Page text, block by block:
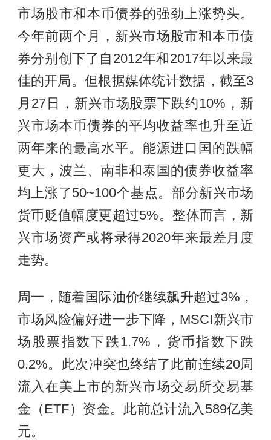
市场股市和本币债券的强劲上涨势头。
今年前两个月，新兴市场股市和本币债
券分别创下了自2012年和2017年以来最
佳的开局。但根据媒体统计数据，截至3
月27日，新兴市场股票下跌约10%，新
兴市场本币债券的平均收益率也升至近
两年来的最高水平。能源进口国的跌幅
更大，波兰、南非和泰国的债券收益率
均上涨了50~100个基点。部分新兴市场
货币贬值幅度更超过5%。整体而言，新
兴市场资产或将录得2020年来最差月度
走势。
周一，随着国际油价继续飙升超过3%，
市场风险偏好进一步下降，MSCI新兴市
场股票指数下跌1.7%，货币指数下跌
0.2%。此次冲突也终结了此前连续20周
流入在美上市的新兴市场交易所交易基
金（ETF）资金。此前总计流入589亿美
元。